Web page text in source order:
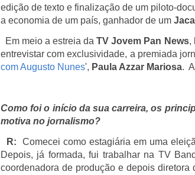
edição de texto e finalização de um piloto-
a economia de um país, ganhador de um
Em meio a estreia daTV Jovem Pan News,
entrevistar com exclusividade, a premiada
com Augusto Nunes', Paula Azzar Mariosa.
Como foi o início da sua carreira, os
motiva no jornalismo?
R: Comecei como estagiária em uma
Depois, já formada, fui trabalhar na TV
coordenadora de produção e depois